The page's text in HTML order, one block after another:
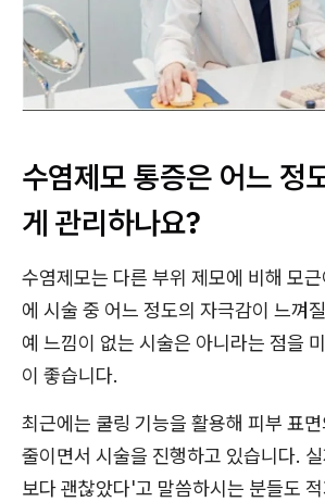
수염제모 통증은 어느 정
게 관리하나요?
수염제모는 다른 부위 제모에 비해 모
에 시술 중 어느 정도의 자극감이 느껴
예 느낌이 없는 시술은 아니라는 점을
이 좋습니다.
최근에는 쿨링 기능을 활용해 피부 표
줄이면서 시술을 진행하고 있습니다.
보다 괜찮았다'고 말씀하시는 분들도